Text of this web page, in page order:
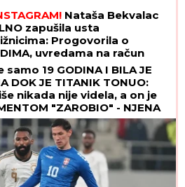
Nataša Bekvalac
zapušila usta
Progovorila o
uvredama na račun
pa otkrila ŠOK DETALJE
samo 19 GODINA I BILA JE
DOK JE TITANIK TONUO:
nikada nije videla, a on je
"ZAROBIO" - NJENA
danas ledi krv u žilama